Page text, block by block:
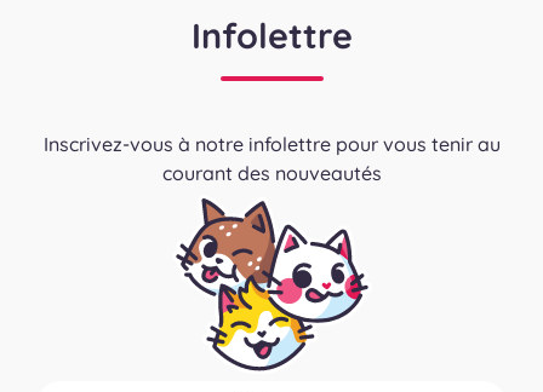
Infolettre
Inscrivez-vous à notre infolettre pour vous tenir au
courant des nouveautés